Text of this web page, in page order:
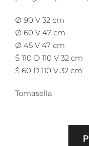
Ø 90 V 32 cm
Ø 60 V 47 cm
Ø 45 V 47 cm
Š 110 D 110 V 32 cm
Š 60 D 110 V 32 cm
Tomasella